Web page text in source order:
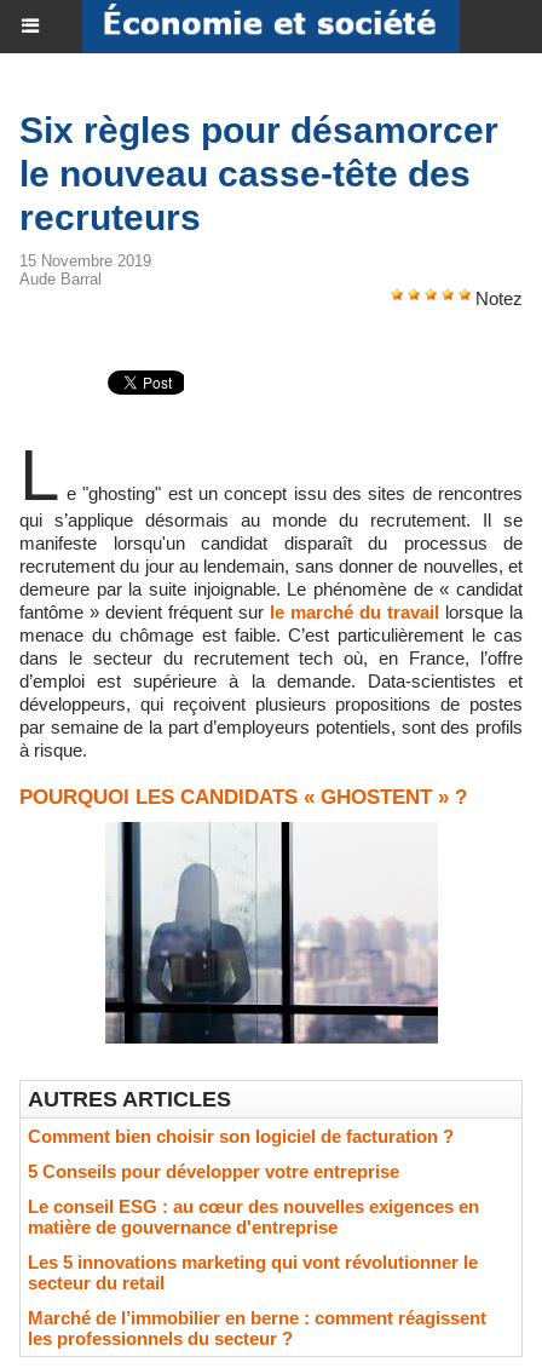
Six règles pour désamorcer
le nouveau casse-tête des
recruteurs
15 Novembre 2019
Aude Barral
Notez
L e "ghosting" est un concept issu des sites de rencontres
qui s’applique désormais au monde du recrutement. Il se
manifeste lorsqu'un candidat disparaît du processus de
recrutement du jour au lendemain, sans donner de nouvelles, et
demeure par la suite injoignable. Le phénomène de « candidat
fantôme » devient fréquent sur le marché du travail lorsque la
menace du chômage est faible. C’est particulièrement le cas
dans le secteur du recrutement tech où, en France, l’offre
d’emploi est supérieure à la demande. Data-scientistes et
développeurs, qui reçoivent plusieurs propositions de postes
par semaine de la part d’employeurs potentiels, sont des profils
à risque.
POURQUOI LES CANDIDATS « GHOSTENT » ?
AUTRES ARTICLES
Comment bien choisir son logiciel de facturation ?
5 Conseils pour développer votre entreprise
Le conseil ESG : au cœur des nouvelles exigences en
matière de gouvernance d'entreprise
Les 5 innovations marketing qui vont révolutionner le
secteur du retail
Marché de l’immobilier en berne : comment réagissent
les professionnels du secteur ?